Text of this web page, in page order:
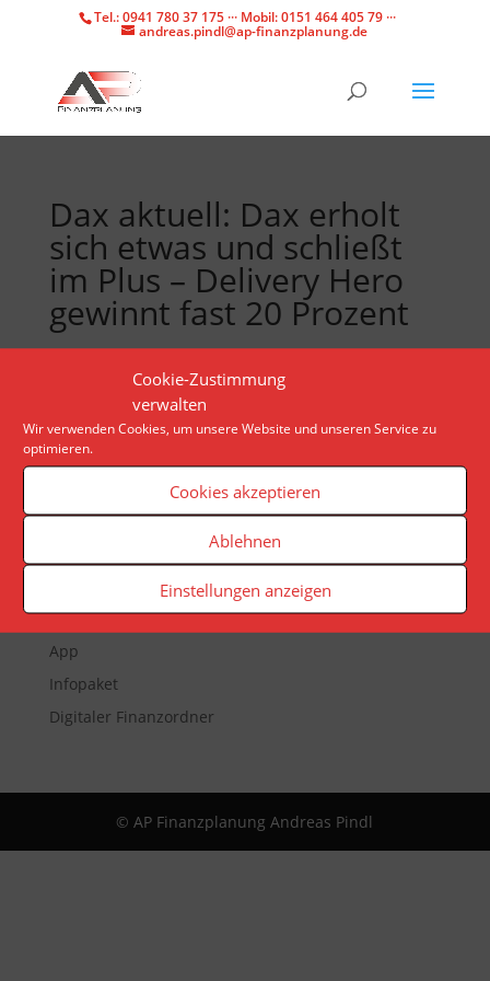
Cookie-Zustimmung
verwalten
Wir verwenden Cookies, um unsere Website und unseren Service zu
optimieren.
Cookies akzeptieren
Ablehnen
Einstellungen anzeigen
Tel.: 0941 780 37 175 ··· Mobil: 0151 464 405 79 ···
andreas.pindl@ap-finanzplanung.de
Dax aktuell: Dax erholt
sich etwas und schließt
im Plus – Delivery Hero
gewinnt fast 20 Prozent
Die US-Inflationsdaten haben der Rekordjagd am
deutschen Aktienmarkt einen Dämpfer verpasst.
Doch am Mittwoch ging es für den deutschen
Leitindex schon wieder aufwärts.
Reporting
App
Infopaket
Digitaler Finanzordner
© AP Finanzplanung Andreas Pindl